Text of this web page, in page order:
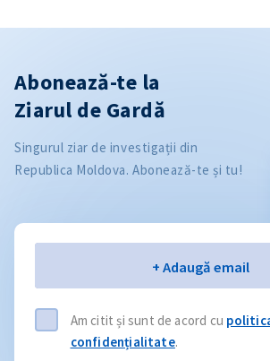
Abonează-te la
Ziarul de Gardă
Singurul ziar de investigații din
Republica Moldova. Abonează-te și tu!
+ Adaugă email
Am citit și sunt de acord cu
confidențialitate.